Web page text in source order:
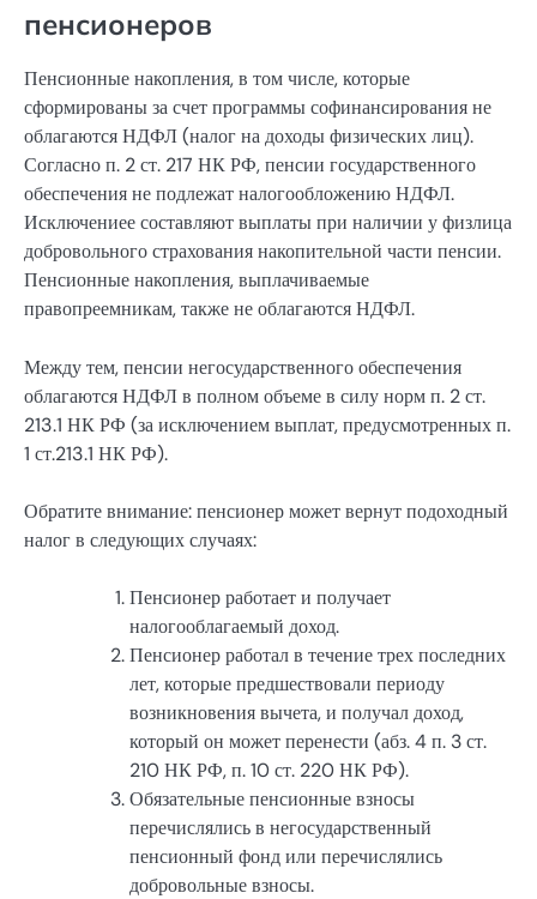
пенсионеров
Пенсионные накопления, в том числе, которые
сформированы за счет программы софинансирования не
облагаются НДФЛ (налог на доходы физических лиц).
Согласно п. 2 ст. 217 НК РФ, пенсии государственного
обеспечения не подлежат налогообложению НДФЛ.
Исключениее составляют выплаты при наличии у физлица
добровольного страхования накопительной части пенсии.
Пенсионные накопления, выплачиваемые
правопреемникам, также не облагаются НДФЛ.
Между тем, пенсии негосударственного обеспечения
облагаются НДФЛ в полном объеме в силу норм п. 2 ст.
213.1 НК РФ (за исключением выплат, предусмотренных п.
1 ст.213.1 НК РФ).
Обратите внимание: пенсионер может вернут подоходный
налог в следующих случаях:
Пенсионер работает и получает
налогооблагаемый доход.
Пенсионер работал в течение трех последних
лет, которые предшествовали периоду
возникновения вычета, и получал доход,
который он может перенести (абз. 4 п. 3 ст.
210 НК РФ, п. 10 ст. 220 НК РФ).
Обязательные пенсионные взносы
перечислялись в негосударственный
пенсионный фонд или перечислялись
добровольные взносы.